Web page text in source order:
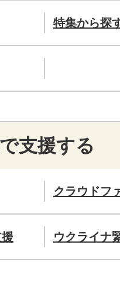
特集から探
支援する
クラウドフ
ウクライナ